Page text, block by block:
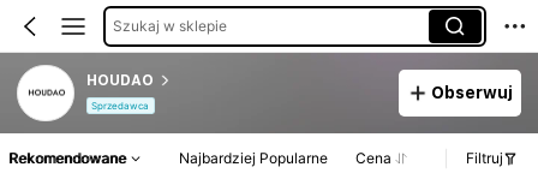
Szukaj w sklepie
HOUDAO
Sprzedawca
Obserwuj
Rekomendowane Najbardziej Popularne Cena Filtruj